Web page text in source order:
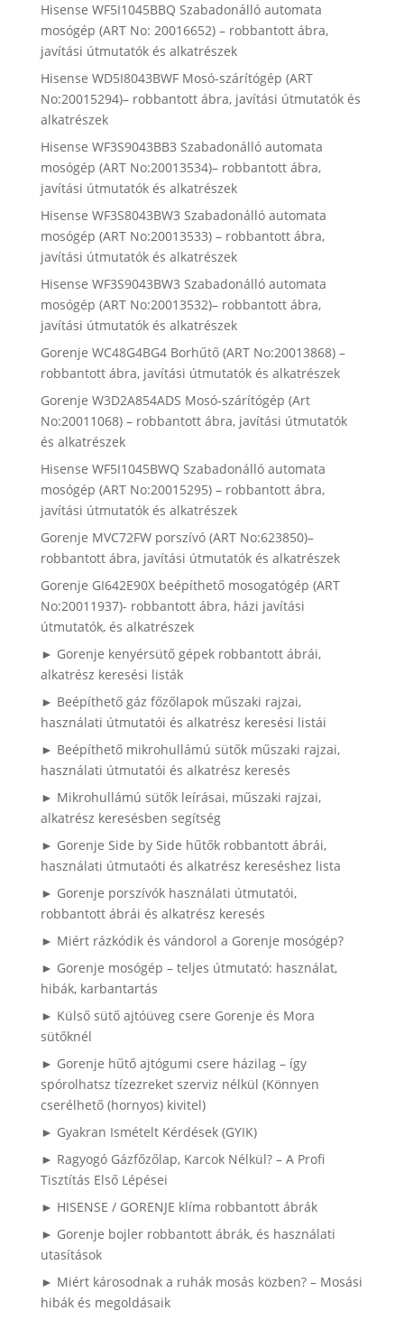
Hisense WF5I1045BBQ Szabadonálló automata
mosógép (ART No: 20016652) – robbantott ábra,
javítási útmutatók és alkatrészek
Hisense WD5I8043BWF Mosó-szárítógép (ART
No:20015294)– robbantott ábra, javítási útmutatók és
alkatrészek
Hisense WF3S9043BB3 Szabadonálló automata
mosógép (ART No:20013534)– robbantott ábra,
javítási útmutatók és alkatrészek
Hisense WF3S8043BW3 Szabadonálló automata
mosógép (ART No:20013533) – robbantott ábra,
javítási útmutatók és alkatrészek
Hisense WF3S9043BW3 Szabadonálló automata
mosógép (ART No:20013532)– robbantott ábra,
javítási útmutatók és alkatrészek
Gorenje WC48G4BG4 Borhűtő (ART No:20013868) –
robbantott ábra, javítási útmutatók és alkatrészek
Gorenje W3D2A854ADS Mosó-szárítógép (Art
No:20011068) – robbantott ábra, javítási útmutatók
és alkatrészek
Hisense WF5I1045BWQ Szabadonálló automata
mosógép (ART No:20015295) – robbantott ábra,
javítási útmutatók és alkatrészek
Gorenje MVC72FW porszívó (ART No:623850)–
robbantott ábra, javítási útmutatók és alkatrészek
Gorenje GI642E90X beépíthető mosogatógép (ART
No:20011937)- robbantott ábra, házi javítási
útmutatók, és alkatrészek
► Gorenje kenyérsütő gépek robbantott ábrái,
alkatrész keresési listák
► Beépíthető gáz főzőlapok műszaki rajzai,
használati útmutatói és alkatrész keresési listái
► Beépíthető mikrohullámú sütők műszaki rajzai,
használati útmutatói és alkatrész keresés
► Mikrohullámú sütők leírásai, műszaki rajzai,
alkatrész keresésben segítség
► Gorenje Side by Side hűtők robbantott ábrái,
használati útmutaóti és alkatrész kereséshez lista
► Gorenje porszívók használati útmutatói,
robbantott ábrái és alkatrész keresés
► Miért rázkódik és vándorol a Gorenje mosógép?
► Gorenje mosógép – teljes útmutató: használat,
hibák, karbantartás
► Külső sütő ajtóüveg csere Gorenje és Mora
sütőknél
► Gorenje hűtő ajtógumi csere házilag – így
spórolhatsz tízezreket szerviz nélkül (Könnyen
cserélhető (hornyos) kivitel)
► Gyakran Ismételt Kérdések (GYIK)
► Ragyogó Gázfőzőlap, Karcok Nélkül? – A Profi
Tisztítás Első Lépései
► HISENSE / GORENJE klíma robbantott ábrák
► Gorenje bojler robbantott ábrák, és használati
utasítások
► Miért károsodnak a ruhák mosás közben? – Mosási
hibák és megoldásaik